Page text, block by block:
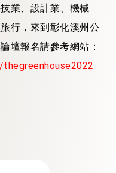
業、設計業、機械
行，來到彰化溪州公
壇報名請參考網站：